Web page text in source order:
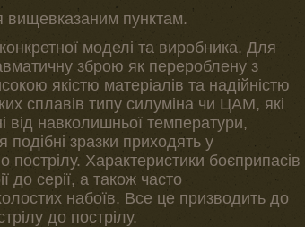
вищевказаним пунктам.
моделі та виробника. Для
зброю як перероблену з
якістю матеріалів та надійністю
сплавів типу силуміна чи ЦАМ, які
від навколишньої температури,
подібні зразки приходять у
пострілу. Характеристики боєприпасів
до серії, а також часто
набоїв. Все це призводить до
до пострілу.